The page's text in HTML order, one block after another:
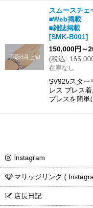
スムースチェ
■Web掲載
■雑誌掲載
[SMK-B001]
150,000円 ～
(税込:
在庫なし
SV925スター
レス ブレス
ブレスを簡単
instagram
マリッジリング (
店長日記